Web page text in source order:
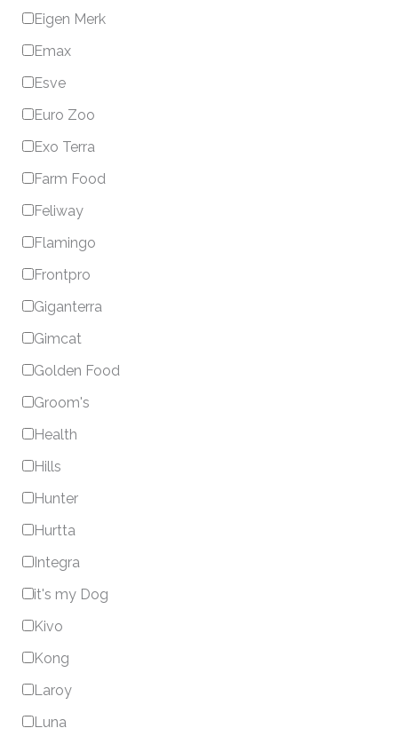
Eigen Merk
Emax
Esve
Euro Zoo
Exo Terra
Farm Food
Feliway
Flamingo
Frontpro
Giganterra
Gimcat
Golden Food
Groom's
Health
Hills
Hunter
Hurtta
Integra
it's my Dog
Kivo
Kong
Laroy
Luna